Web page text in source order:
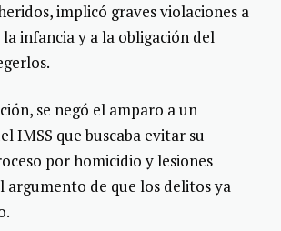
implicó graves violaciones a
infancia y a la obligación del
se negó el amparo a un
IMSS que buscaba evitar su
por homicidio y lesiones
argumento de que los delitos ya